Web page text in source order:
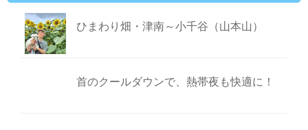
ひまわり畑・津南～小千谷（山本山）
首のクールダウンで、熱帯夜も快適に！